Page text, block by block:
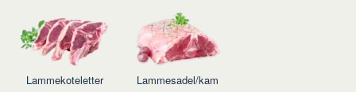
Lammekoteletter Lammesadel/kam